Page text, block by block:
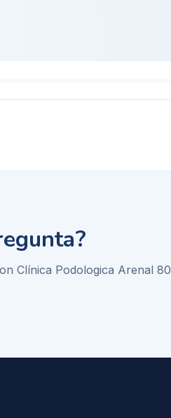
Clínica Podologica Arenal 80